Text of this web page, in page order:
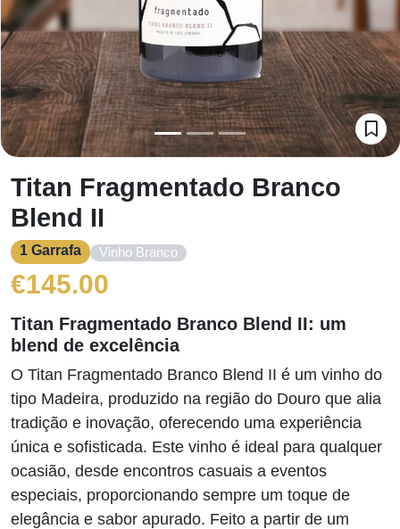
Titan Fragmentado Branco
Blend II
1 Garrafa Vinho Branco
€145.00
Titan Fragmentado Branco Blend II: um
blend de excelência
O Titan Fragmentado Branco Blend II é um vinho do
tipo Madeira, produzido na região do Douro que alia
tradição e inovação, oferecendo uma experiência
única e sofisticada. Este vinho é ideal para qualquer
ocasião, desde encontros casuais a eventos
especiais, proporcionando sempre um toque de
elegância e sabor apurado. Feito a partir de um